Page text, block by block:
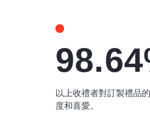
以上收禮者對訂製禮品
度和喜愛。